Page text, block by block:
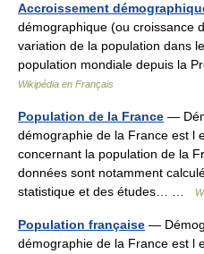
Accroissement
démographique (ou croissance
variation de la population dans
population mondiale depuis la
Wikipédia en Français
Population de la France —
démographie de la France est l
concernant la population de la
données sont notamment
statistique et des études… …
Population française —
démographie de la France est l